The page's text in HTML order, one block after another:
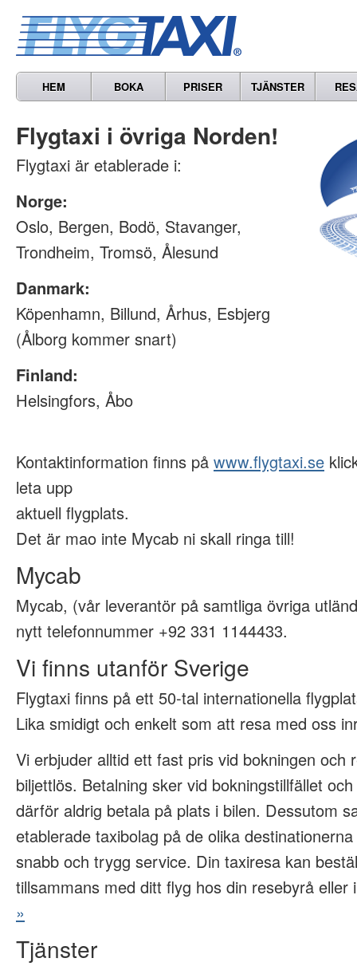
HEM BOKA PRISER TJÄNSTER
Flygtaxi i övriga Norden!
Flygtaxi är etablerade i:
Norge:
Oslo, Bergen, Bodö, Stavanger,
Trondheim, Tromsö, Ålesund
Danmark:
Köpenhamn, Billund, Århus, Esbjerg
(Ålborg kommer snart)
Finland:
Helsingfors, Åbo
Kontaktinformation finns på www.flygtaxi.se
leta upp
aktuell flygplats.
Det är mao inte Mycab ni skall ringa till!
Mycab
Mycab, (vår leverantör på samtliga övriga
nytt telefonnummer +92 331 1144433.
Vi finns utanför Sverige
Flygtaxi finns på ett 50-tal internationella
Lika smidigt och enkelt som att resa med oss
Vi erbjuder alltid ett fast pris vid bokningen och
biljettlös. Betalning sker vid bokningstillfället
därför aldrig betala på plats i bilen. Dessutom
etablerade taxibolag på de olika
snabb och trygg service. Din taxiresa kan
tillsammans med ditt flyg hos din resebyrå
»
Tjänster